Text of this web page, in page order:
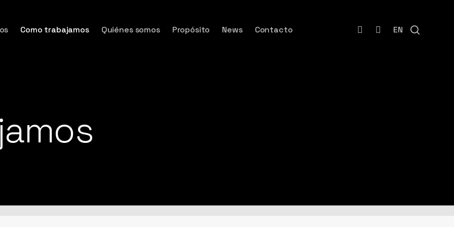
Como trabajamos Quiénes somos Propósito News Contacto instagram
email EN